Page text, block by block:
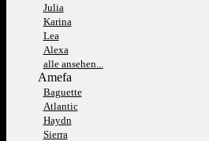
Julia
Karina
Lea
Alexa
alle ansehen...
Amefa
Baguette
Atlantic
Haydn
Sierra